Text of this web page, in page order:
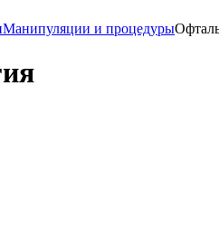
Манипуляции и процедуры